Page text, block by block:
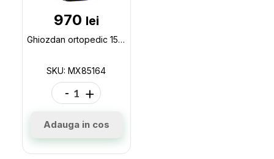
970 lei
Ghiozdan ortopedic 15 Maxi ,baieti (145-175cm) MX85164
SKU: MX85164
- +
Adauga in cos